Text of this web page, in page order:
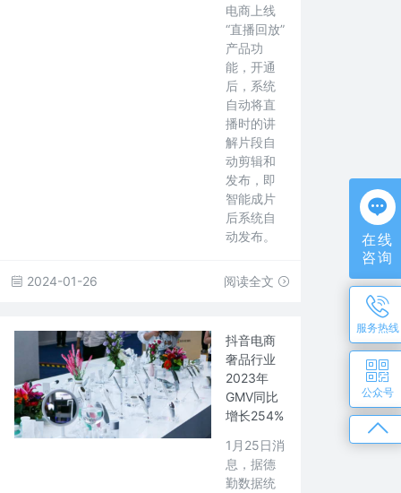
电商上线
“直播回放”
产品功
能，开通
后，系统
自动将直
播时的讲
解片段自
动剪辑和
发布，即
智能成片
后系统自
动发布。
2024-01-26 阅读全文
抖音电商
奢品行业
2023年
GMV同比
增长254%
1月25日消
息，据德
勤数据统
在线
咨询
服务热线
公众号